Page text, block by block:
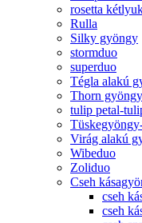
rosetta
Rulla
Silky gyöngy
stormduo
superduo
Tégla alakú
Thorn
tulip petal-
Virág alakú
Wibeduo
Zoliduo
Cseh
cseh
cseh